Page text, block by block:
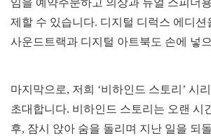
제할 수 있습니다. 디지털 디럭스 에디션
사운드트랙과 디지털 아트북도 손에 넣
마지막으로, 저희 ‘비하인드 스토리’ 시
초대합니다. 비하인드 스토리는 오랜 시
후, 잠시 앉아 숨을 돌리며 지난 일을 되